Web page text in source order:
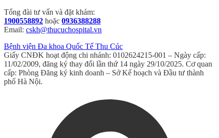
Tổng đài tư vấn và đặt khám:
1900558892 hoặc 0936388288
Email: cskh@thucuchospital.vn
Bệnh viện Đa khoa Quốc Tế Thu Cúc
Giấy CNĐK hoạt động chi nhánh: 0102624215-001 – Ngày cấp:
11/02/2009, đăng ký thay đổi lần thứ 14 ngày 29/10/2025. Cơ quan
cấp: Phòng Đăng ký kinh doanh – Sở Kế hoạch và Đầu tư thành
phố Hà Nội.